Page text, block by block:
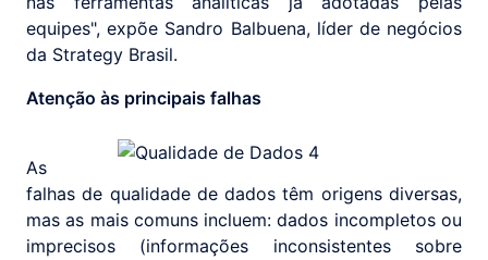
equipes", expõe Sandro Balbuena, líder de negócios
da Strategy Brasil.
Atenção às principais falhas
As
falhas de qualidade de dados têm origens diversas,
mas as mais comuns incluem: dados incompletos ou
imprecisos (informações inconsistentes sobre